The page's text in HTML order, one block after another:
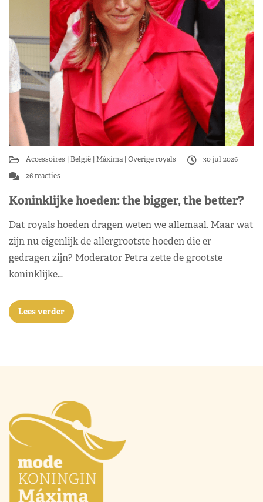
Accessoires België Máxima Overige royals
30 jul 2026
26 reacties
Koninklijke hoeden: the bigger, the better?
Dat royals hoeden dragen weten we allemaal. Maar wat
zijn nu eigenlijk de allergrootste hoeden die er
gedragen zijn? Moderator Petra zette de grootste
koninklijke…
Lees verder